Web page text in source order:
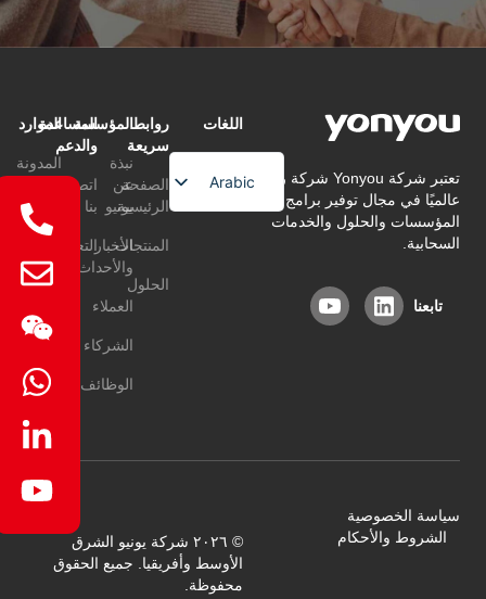
تعتبر شركة Yonyou شركة رائدة
عالميًا في مجال توفير برامج إدارة
المؤسسات والحلول والخدمات
السحابية.
تابعنا
اللغات
Arabic
English
روابط
سريعة
الصفحة
الرئيسية
المنتجات
الحلول
المؤسسة
نبذة
عن
يونيو
الأخبار
والأحداث
العملاء
الشركاء
الوظائف
المساعدة
والدعم
اتصل
بنا
التعليمات
الموارد
المدونة
التعليمات
© ٢٠٢٦ شركة يونيو الشرق
الأوسط وأفريقيا. جميع الحقوق
محفوظة.
سياسة الخصوصية
الشروط والأحكام